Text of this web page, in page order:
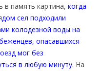
в память картина, когда
сел подходили
колодезной воды на
опасавшихся
мог без
в любую минуту. На